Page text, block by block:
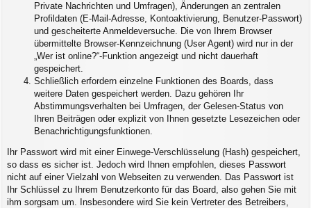
Private Nachrichten und Umfragen), Änderungen an zentralen
Profildaten (E-Mail-Adresse, Kontoaktivierung, Benutzer-Passwort)
und gescheiterte Anmeldeversuche. Die von Ihrem Browser
übermittelte Browser-Kennzeichnung (User Agent) wird nur in der
„Wer ist online?“-Funktion angezeigt und nicht dauerhaft
gespeichert.
Schließlich erfordern einzelne Funktionen des Boards, dass
weitere Daten gespeichert werden. Dazu gehören Ihr
Abstimmungsverhalten bei Umfragen, der Gelesen-Status von
Ihren Beiträgen oder explizit von Ihnen gesetzte Lesezeichen oder
Benachrichtigungsfunktionen.
Ihr Passwort wird mit einer Einwege-Verschlüsselung (Hash) gespeichert,
so dass es sicher ist. Jedoch wird Ihnen empfohlen, dieses Passwort
nicht auf einer Vielzahl von Webseiten zu verwenden. Das Passwort ist
Ihr Schlüssel zu Ihrem Benutzerkonto für das Board, also gehen Sie mit
ihm sorgsam um. Insbesondere wird Sie kein Vertreter des Betreibers,